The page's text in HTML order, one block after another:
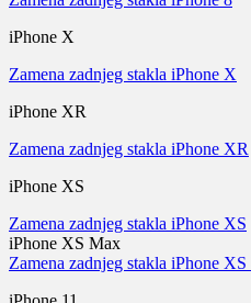
iPhone X
Zamena zadnjeg stakla iPhone X
iPhone XR
Zamena zadnjeg stakla iPhone XR
iPhone XS
Zamena zadnjeg stakla iPhone XS
iPhone XS Max
Zamena zadnjeg stakla iPhone